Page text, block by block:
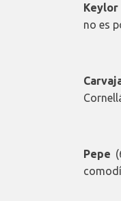
Keylor
no es
Pepe